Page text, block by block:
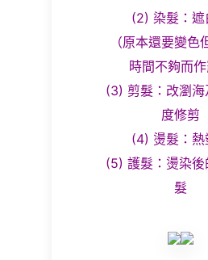
(2) 染髮：遮
（原本還要變色
時間不夠而作
(3) 剪髮：改瀏海
度修剪
(4) 燙髮：熱
(5) 護髮：燙染後
髮